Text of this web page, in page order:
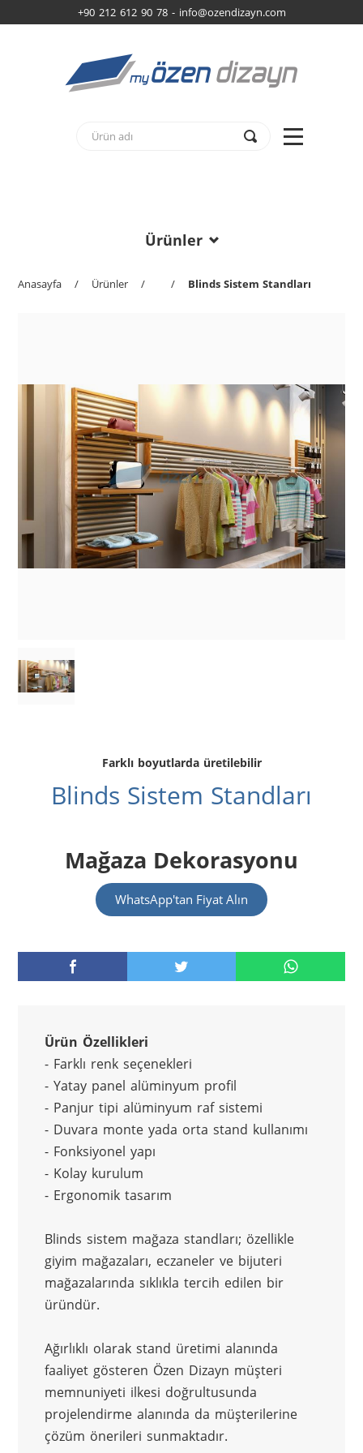
+90 212 612 90 78 - info@ozendizayn.com
Ürünler
Anasayfa / Ürünler / / Blinds Sistem Standları
Farklı boyutlarda üretilebilir
Blinds Sistem Standları
Mağaza Dekorasyonu
WhatsApp'tan Fiyat Alın
Ürün Özellikleri
- Farklı renk seçenekleri
- Yatay panel alüminyum profil
- Panjur tipi alüminyum raf sistemi
- Duvara monte yada orta stand kullanımı
- Fonksiyonel yapı
- Kolay kurulum
- Ergonomik tasarım
Blinds sistem mağaza standları; özellikle
giyim mağazaları, eczaneler ve bijuteri
mağazalarında sıklıkla tercih edilen bir
üründür.
Ağırlıklı olarak stand üretimi alanında
faaliyet gösteren Özen Dizayn müşteri
memnuniyeti ilkesi doğrultusunda
projelendirme alanında da müşterilerine
çözüm önerileri sunmaktadır.